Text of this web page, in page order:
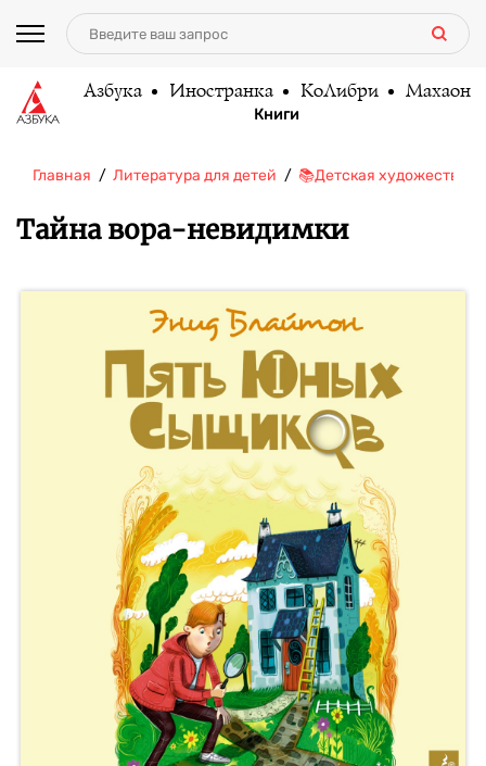
Азбука Иностранка КоЛибри Махаон
Книги
Главная Литература для детей 📚Детская
Тайна вора-невидимки